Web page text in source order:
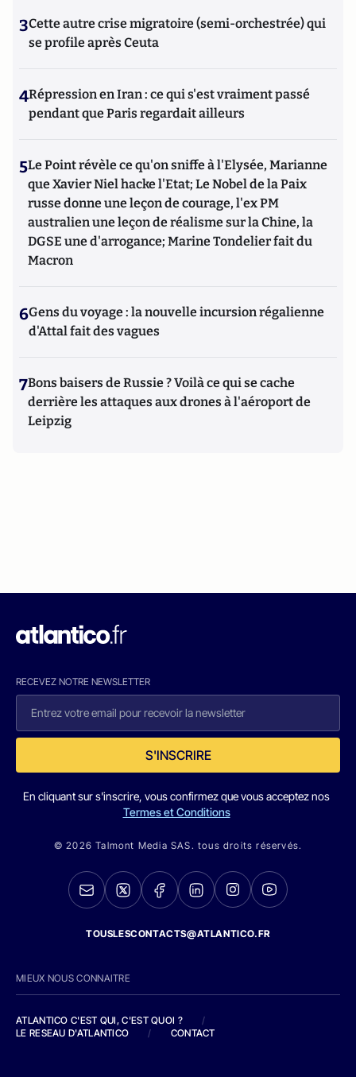
3Cette autre crise migratoire (semi-orchestrée) qui
se profile après Ceuta
4Répression en Iran : ce qui s'est vraiment passé
pendant que Paris regardait ailleurs
5Le Point révèle ce qu'on sniffe à l'Elysée, Marianne
que Xavier Niel hacke l'Etat; Le Nobel de la Paix
russe donne une leçon de courage, l'ex PM
australien une leçon de réalisme sur la Chine, la
DGSE une d'arrogance; Marine Tondelier fait du
Macron
6Gens du voyage : la nouvelle incursion régalienne
d'Attal fait des vagues
7Bons baisers de Russie ? Voilà ce qui se cache
derrière les attaques aux drones à l'aéroport de
Leipzig
RECEVEZ NOTRE NEWSLETTER
S'INSCRIRE
En cliquant sur s'inscrire, vous confirmez que vous acceptez nos
Termes et Conditions
© 2026 Talmont Media SAS. tous droits réservés.
TOUSLESCONTACTS@ATLANTICO.FR
MIEUX NOUS CONNAITRE
ATLANTICO C'EST QUI, C'EST QUOI ?
/
LE RESEAU D'ATLANTICO
/ CONTACT